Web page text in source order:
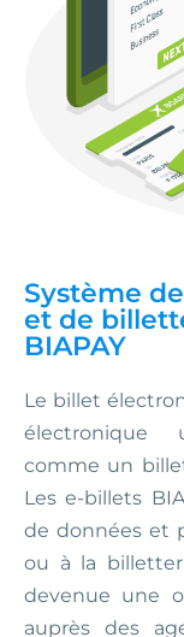
Système
et de
BIAPAY
Le billet
électronique
comme un
Les e-billets
de données et
ou à la
devenue une
auprès des